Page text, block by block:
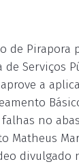
de Pirapora
de Serviços
a
no
Matheus
divulgado